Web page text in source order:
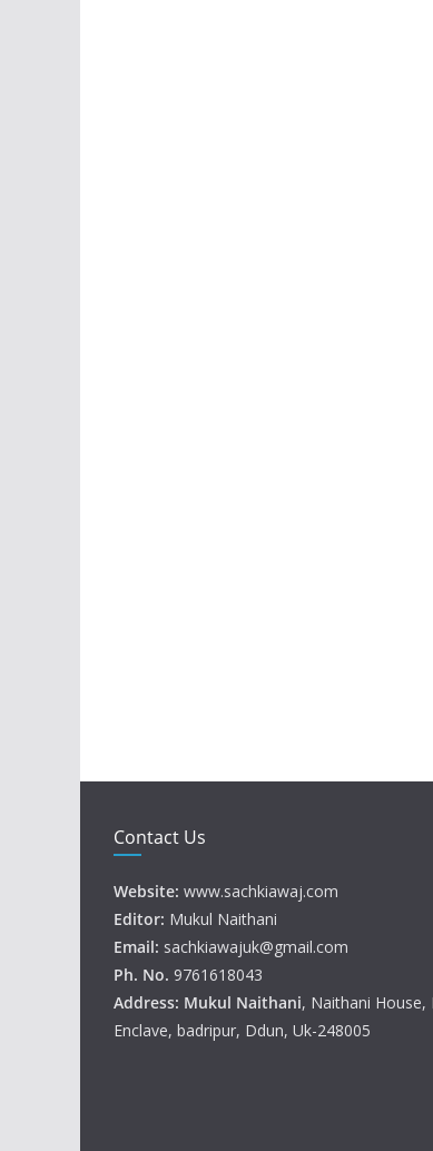
Contact Us
Website: www.sachkiawaj.com
Editor: Mukul Naithani
Email: sachkiawajuk@gmail.com
Ph. No. 9761618043
Address: Mukul Naithani, Naithani House,
Enclave, badripur, Ddun, Uk-248005